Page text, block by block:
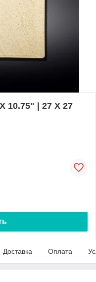
10.75" | 27 X 27
Доставка Оплата